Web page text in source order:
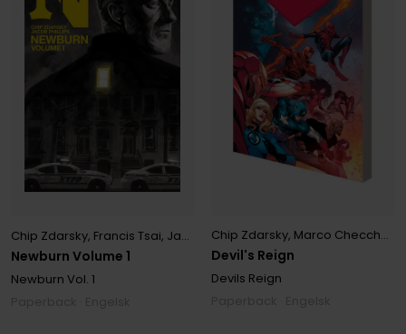
Newburn Volume 1
Chip Zdarsky, Francis Tsai, Jacob Phillips ,Jonathan Lincoln,Ron
Newburn Vol. 1
Devil's Reign
Chip Zdarsky, Marco Checchetto
Devils Reign